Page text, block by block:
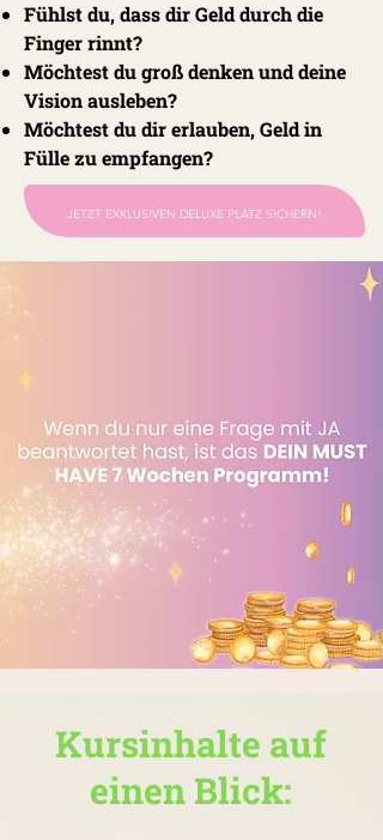
Fühlst du, dass dir Geld durch die
Finger rinnt?
Möchtest du groß denken und deine
Vision ausleben?
Möchtest du dir erlauben, Geld in
Fülle zu empfangen?
JETZT EXKLUSIVEN DELUXE PLATZ SICHERN!
Kursinhalte auf
einen Blick: